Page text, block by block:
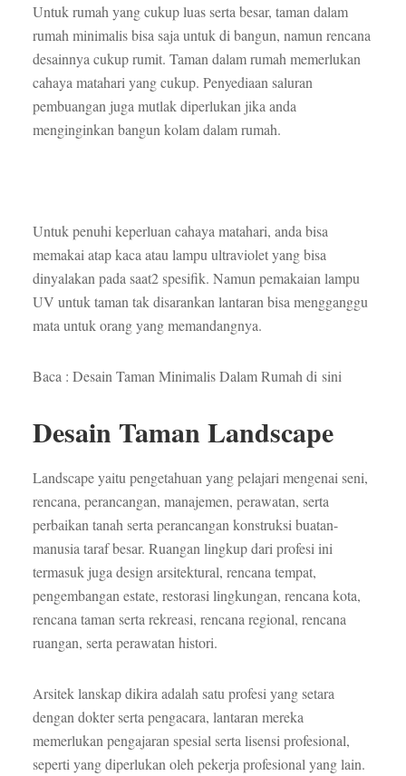
Untuk rumah yang cukup luas serta besar, taman dalam
rumah minimalis bisa saja untuk di bangun, namun rencana
desainnya cukup rumit. Taman dalam rumah memerlukan
cahaya matahari yang cukup. Penyediaan saluran
pembuangan juga mutlak diperlukan jika anda
menginginkan bangun kolam dalam rumah.
Untuk penuhi keperluan cahaya matahari, anda bisa
memakai atap kaca atau lampu ultraviolet yang bisa
dinyalakan pada saat2 spesifik. Namun pemakaian lampu
UV untuk taman tak disarankan lantaran bisa mengganggu
mata untuk orang yang memandangnya.
Baca : Desain Taman Minimalis Dalam Rumah di sini
Desain Taman Landscape
Landscape yaitu pengetahuan yang pelajari mengenai seni,
rencana, perancangan, manajemen, perawatan, serta
perbaikan tanah serta perancangan konstruksi buatan-
manusia taraf besar. Ruangan lingkup dari profesi ini
termasuk juga design arsitektural, rencana tempat,
pengembangan estate, restorasi lingkungan, rencana kota,
rencana taman serta rekreasi, rencana regional, rencana
ruangan, serta perawatan histori.
Arsitek lanskap dikira adalah satu profesi yang setara
dengan dokter serta pengacara, lantaran mereka
memerlukan pengajaran spesial serta lisensi profesional,
seperti yang diperlukan oleh pekerja profesional yang lain.